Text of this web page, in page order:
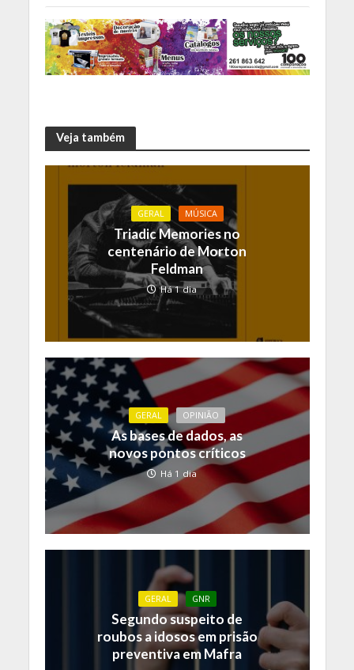
Veja também
GERAL MÚSICA
Triadic Memories no
centenário de Morton
Feldman
Há 1 dia
GERAL OPINIÃO
As bases de dados, as
novos pontos críticos
Há 1 dia
GERAL GNR
Segundo suspeito de
roubos a idosos em prisão
preventiva em Mafra